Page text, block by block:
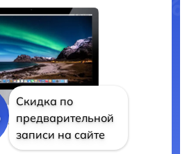
Скидка по
предварительной
записи на сайте